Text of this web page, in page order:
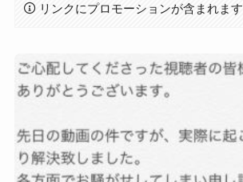
リンクにプロモーションが含まれます